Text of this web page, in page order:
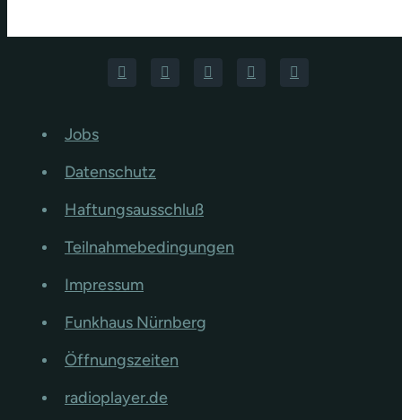
Jobs
Datenschutz
Haftungsausschluß
Teilnahmebedingungen
Impressum
Funkhaus Nürnberg
Öffnungszeiten
radioplayer.de